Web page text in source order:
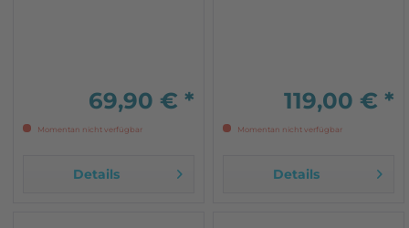
69,90 € *
Momentan nicht verfügbar
Details
119,00 € *
Momentan nicht verfügbar
Details